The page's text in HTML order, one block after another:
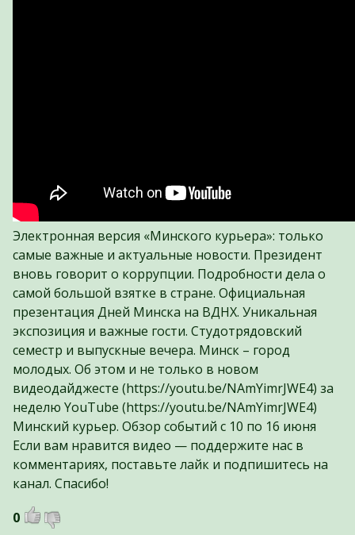
Электронная версия «Минского курьера»: только
самые важные и актуальные новости. Президент
вновь говорит о коррупции. Подробности дела о
самой большой взятке в стране. Официальная
презентация Дней Минска на ВДНХ. Уникальная
экспозиция и важные гости. Студотрядовский
семестр и выпускные вечера. Минск – город
молодых. Об этом и не только в новом
видеодайджесте (https://youtu.be/NAmYimrJWE4) за
неделю YouTube (https://youtu.be/NAmYimrJWE4)
Минский курьер. Обзор событий с 10 по 16 июня
Если вам нравится видео — поддержите нас в
комментариях, поставьте лайк и подпишитесь на
канал. Спасибо!
0